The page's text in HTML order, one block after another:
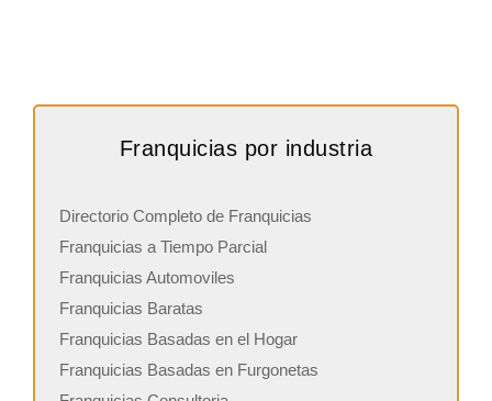
Franquicias por industria
Directorio Completo de Franquicias
Franquicias a Tiempo Parcial
Franquicias Automoviles
Franquicias Baratas
Franquicias Basadas en el Hogar
Franquicias Basadas en Furgonetas